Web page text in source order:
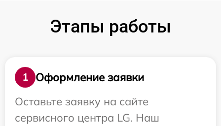
Этапы работы
1
Оформление заявки
Оставьте заявку на сайте
сервисного центра LG. Наш